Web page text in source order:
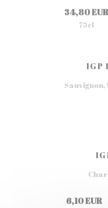
34,80 EUR
75cl
IGP
Sauvignon,
6,10 EUR